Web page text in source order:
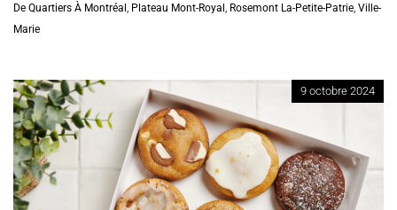
De Quartiers À Montréal Plateau Mont-Royal Rosemont La-Petite-Patrie Ville-
Marie
9 octobre 2024